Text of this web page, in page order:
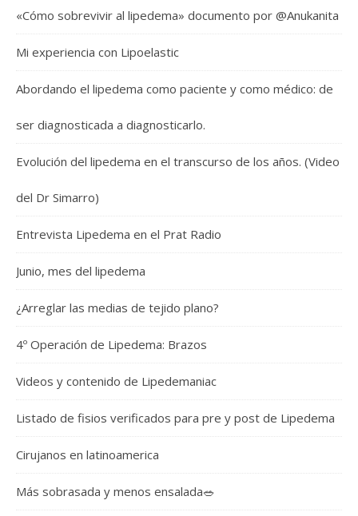
«Cómo sobrevivir al lipedema» documento por @Anukanita
Mi experiencia con Lipoelastic
Abordando el lipedema como paciente y como médico: de
ser diagnosticada a diagnosticarlo.
Evolución del lipedema en el transcurso de los años. (Video
del Dr Simarro)
Entrevista Lipedema en el Prat Radio
Junio, mes del lipedema
¿Arreglar las medias de tejido plano?
4º Operación de Lipedema: Brazos
Videos y contenido de Lipedemaniac
Listado de fisios verificados para pre y post de Lipedema
Cirujanos en latinoamerica
Más sobrasada y menos ensalada🥗